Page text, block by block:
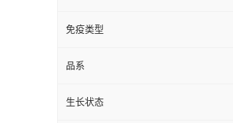
免疫类型
品系
生长状态